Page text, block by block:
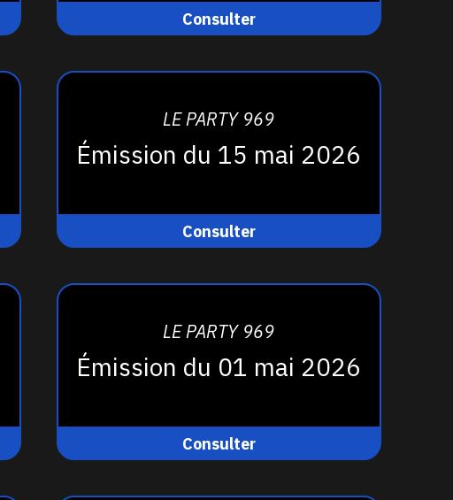
Consulter
LE PARTY 969
Émission du 15 mai 2026
Consulter
LE PARTY 969
Émission du 01 mai 2026
Consulter